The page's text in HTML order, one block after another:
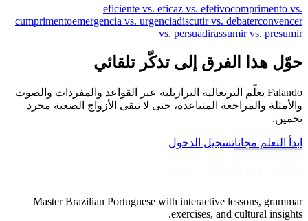
eficiente vs. eficaz vs. efetivocomprimento vs.
cumprimentoemergencia vs. urgenciadiscutir vs. debaterconvencer
vs. persuadirassumir vs. presumir
حوّل هذا الفرق إلى تذكّر تلقائي
Falando يعلّم البرتغالية البرازيلية عبر القواعد والمفردات والصوت
والأمثلة والمراجعة المتباعدة، حتى لا تبقى الأزواج الصعبة مجرد
تخمين.
ابدأ التعلم مجاناتسجيل الدخول
Master Brazilian Portuguese with interactive lessons, grammar
exercises, and cultural insights.